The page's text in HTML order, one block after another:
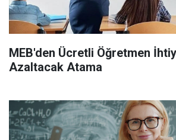
MEB'den Ücretli Öğretmen
Azaltacak Atama